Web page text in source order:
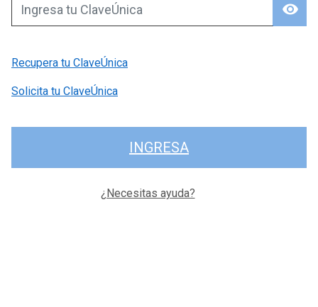
visibility
Ingresa tu ClaveÚnica
Recupera tu ClaveÚnica
Solicita tu ClaveÚnica
INGRESA
¿Necesitas ayuda?